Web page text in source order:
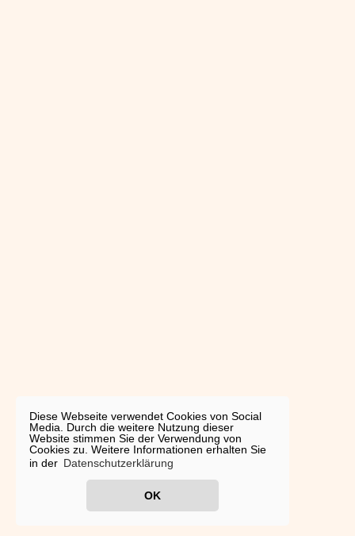
Diese Webseite verwendet Cookies von Social
Media. Durch die weitere Nutzung dieser
Website stimmen Sie der Verwendung von
Cookies zu. Weitere Informationen erhalten Sie
in der Datenschutzerklärung
OK